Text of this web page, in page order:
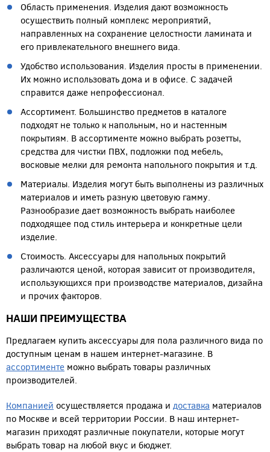
Область применения. Изделия дают возможность
осуществить полный комплекс мероприятий,
направленных на сохранение целостности ламината и
его привлекательного внешнего вида.
Удобство использования. Изделия просты в применении.
Их можно использовать дома и в офисе. С задачей
справится даже непрофессионал.
Ассортимент. Большинство предметов в каталоге
подходят не только к напольным, но и настенным
покрытиям. В ассортименте можно выбрать розетты,
средства для чистки ПВХ, подложки под мебель,
восковые мелки для ремонта напольного покрытия и т.д.
Материалы. Изделия могут быть выполнены из различных
материалов и иметь разную цветовую гамму.
Разнообразие дает возможность выбрать наиболее
подходящее под стиль интерьера и конкретные цели
изделие.
Стоимость. Аксессуары для напольных покрытий
различаются ценой, которая зависит от производителя,
использующихся при производстве материалов, дизайна
и прочих факторов.
НАШИ ПРЕИМУЩЕСТВА
Предлагаем купить аксессуары для пола различного вида по
доступным ценам в нашем интернет-магазине. В
ассортименте можно выбрать товары различных
производителей.
Компанией осуществляется продажа и доставка материалов
по Москве и всей территории России. В наш интернет-
магазин приходят различные покупатели, которые могут
выбрать товар на любой вкус и бюджет.